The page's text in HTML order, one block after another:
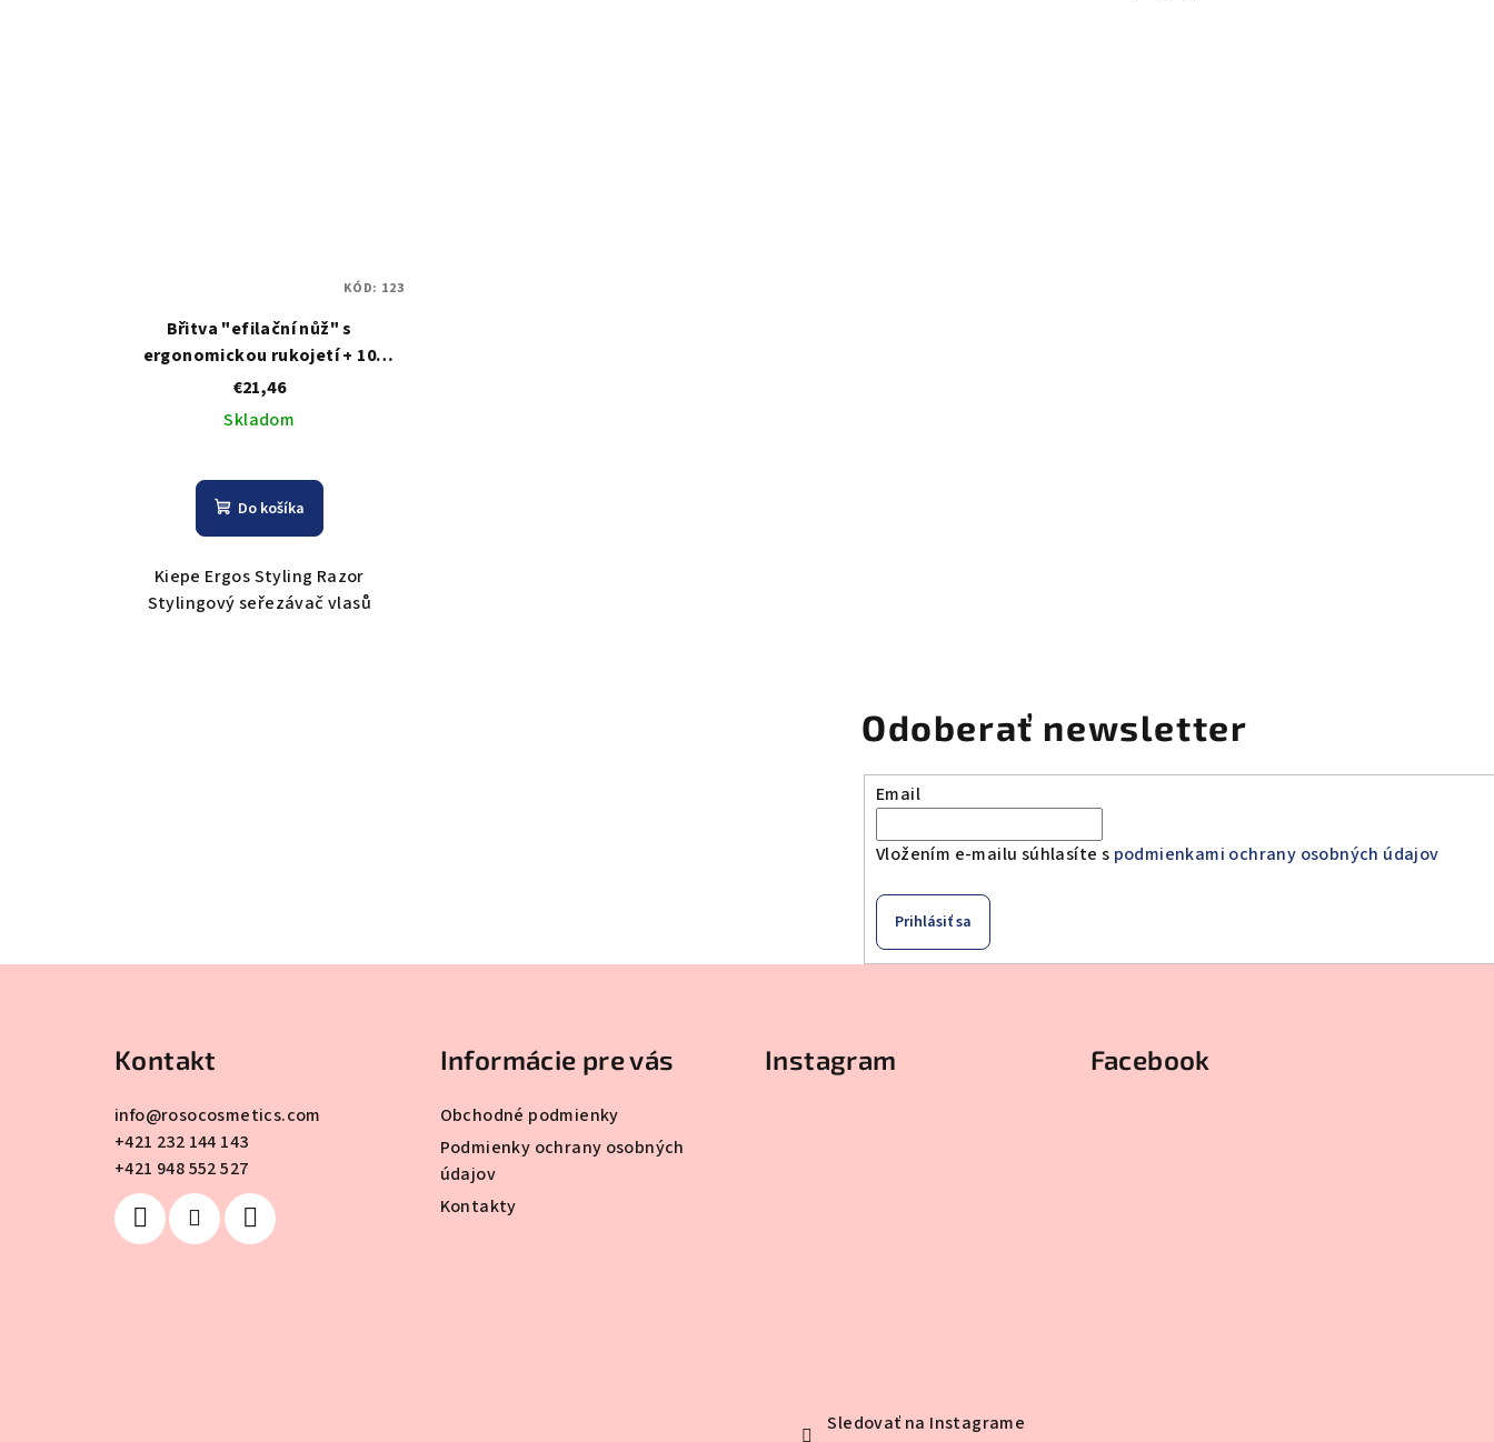
Břitva "efilační nůž" s
ergonomickou rukojetí + 10
žiletek Kiepe Ergor Razor Set
€21,46
Skladom
Do košíka
Kiepe Ergos Styling Razor
Stylingový seřezávač vlasů
KÓD: 123
Odoberať newsletter
Email
Vložením e-mailu súhlasíte s podmienkami ochrany osobných údajov
Prihlásiť sa
Kontakt
info@rosocosmetics.com
+421 232 144 143
+421 948 552 527
Informácie pre vás
Obchodné podmienky
Podmienky ochrany osobných
údajov
Kontakty
Instagram
Sledovať na Instagrame
Facebook